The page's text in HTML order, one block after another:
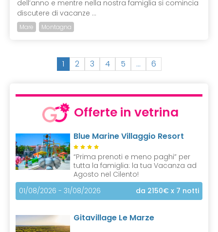
dell’anno e mentre nella nostra famiglia si comincia
discutere di vacanze ...
Mare Montagna
1(
c
r
r
e
t
)
2 3 4 5 … 6
Offerte in vetrina
Blue Marine Villaggio Resort
“Prima prenoti e meno paghi” per
tutta la famiglia: la tua Vacanza ad
Agosto nel Cilento!
01/08/2026 - 31/08/2026
da 2150€ x 7 notti
Gitavillage Le Marze